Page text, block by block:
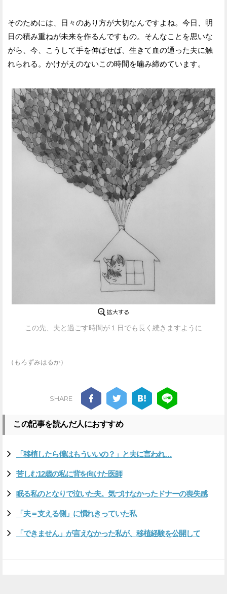
そのためには、日々のあり方が大切なんですよね。今日、明
日の積み重ねが未来を作るんですもの。そんなことを思いな
がら、今、こうして手を伸ばせば、生きて血の通った夫に触
れられる。かけがえのないこの時間を噛み締めています。
この先、夫と過ごす時間が１日でも長く続きますように
（もろずみはるか）
SHARE
この記事を読んだ人におすすめ
「移植したら僕はもういいの？」と夫に言われ…
苦しむ12歳の私に背を向けた医師
眠る私のとなりで泣いた夫。気づけなかったドナーの喪失感
「夫＝支える側」に慣れきっていた私
「できません」が言えなかった私が、移植経験を公開して